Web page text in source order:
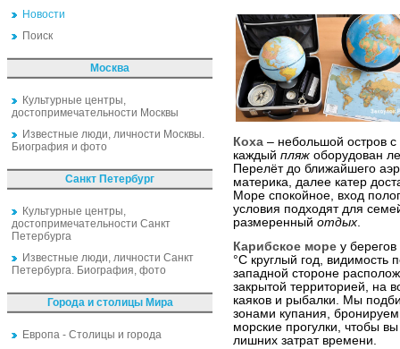
Новости
Поиск
Москва
Культурные центры,
достопримечательности Москвы
Известные люди, личности Москвы.
Биография и фото
Санкт Петербург
Культурные центры,
достопримечательности Санкт
Петербурга
Известные люди, личности Санкт
Петербурга. Биография, фото
Города и столицы Мира
Европа - Столицы и города
Коха – небольшой остров
каждый пляж оборудован
Перелёт до ближайшего
материка, далее катер
Море спокойное, вход
условия подходят для
размеренный отдых.
Карибское море у
°C круглый год, видимость
западной стороне
закрытой территорией, на
каяков и рыбалки. Мы
зонами купания,
морские прогулки, чтобы
лишних затрат времени.